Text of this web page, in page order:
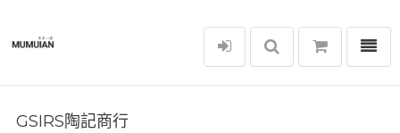
GSIRS陶記商行
選單
GSIRS陶記商行